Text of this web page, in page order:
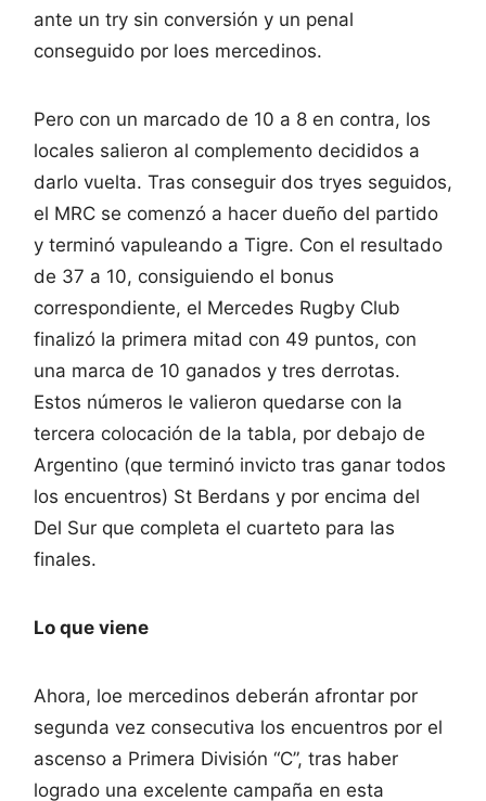
ante un try sin conversión y un penal
conseguido por loes mercedinos.
Pero con un marcado de 10 a 8 en contra, los
locales salieron al complemento decididos a
darlo vuelta. Tras conseguir dos tryes seguidos,
el MRC se comenzó a hacer dueño del partido
y terminó vapuleando a Tigre. Con el resultado
de 37 a 10, consiguiendo el bonus
correspondiente, el Mercedes Rugby Club
finalizó la primera mitad con 49 puntos, con
una marca de 10 ganados y tres derrotas.
Estos números le valieron quedarse con la
tercera colocación de la tabla, por debajo de
Argentino (que terminó invicto tras ganar todos
los encuentros) St Berdans y por encima del
Del Sur que completa el cuarteto para las
finales.
Lo que viene
Ahora, loe mercedinos deberán afrontar por
segunda vez consecutiva los encuentros por el
ascenso a Primera División “C”, tras haber
logrado una excelente campaña en esta